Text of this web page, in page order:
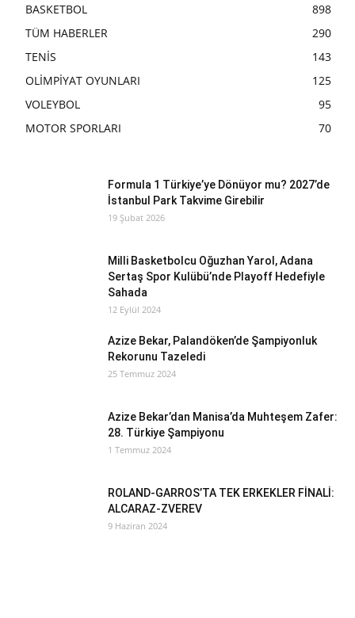
BASKETBOL
898
TÜM HABERLER
290
TENİS
143
OLİMPİYAT OYUNLARI
125
VOLEYBOL
95
MOTOR SPORLARI
70
Formula 1 Türkiye’ye Dönüyor mu? 2027’de
İstanbul Park Takvime Girebilir
19 Şubat 2026
Milli Basketbolcu Oğuzhan Yarol, Adana
Sertaş Spor Kulübü’nde Playoff Hedefiyle
Sahada
12 Eylül 2024
Azize Bekar, Palandöken’de Şampiyonluk
Rekorunu Tazeledi
25 Temmuz 2024
Azize Bekar’dan Manisa’da Muhteşem Zafer:
28. Türkiye Şampiyonu
1 Temmuz 2024
ROLAND-GARROS’TA TEK ERKEKLER FİNALİ:
ALCARAZ-ZVEREV
9 Haziran 2024